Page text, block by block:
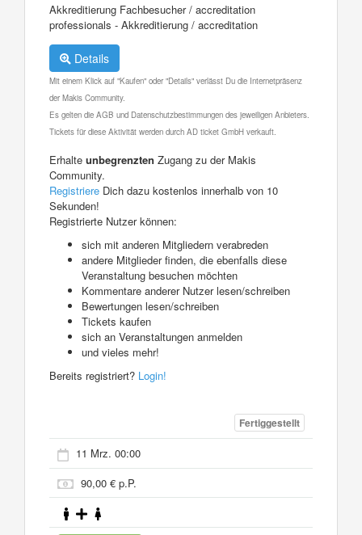
Akkreditierung Fachbesucher / accreditation
professionals - Akkreditierung / accreditation
Details
Mit einem Klick auf "Kaufen" oder "Details" verlässt Du die Internetpräsenz
der Makis Community.
Es gelten die AGB und Datenschutzbestimmungen des jeweiligen Anbieters.
Tickets für diese Aktivität werden durch AD ticket GmbH verkauft.
Erhalte unbegrenzten Zugang zu der Makis
Community.
Registriere Dich dazu kostenlos innerhalb von 10
Sekunden!
Registrierte Nutzer können:
sich mit anderen Mitgliedern verabreden
andere Mitglieder finden, die ebenfalls diese
Veranstaltung besuchen möchten
Kommentare anderer Nutzer lesen/schreiben
Bewertungen lesen/schreiben
Tickets kaufen
sich an Veranstaltungen anmelden
und vieles mehr!
Bereits registriert? Login!
Fertiggestellt
11 Mrz. 00:00
90,00 € p.P.